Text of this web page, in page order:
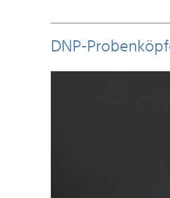
DNP-